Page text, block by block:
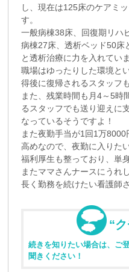
し、現在は125床のケアミ
す。
一般病棟38床、回復期リハ
病棟27床、透析ベッド50床
と透析治療に力を入れていま
職場はゆったりした環境と
得後に復帰されるスタッフ
また、残業時間も月4～5時
るスタッフでも送り迎えに
なっているそうですよ！
また夜勤手当が1回1万
高めなので、夜勤に入りた
福利厚生も整っており、単
またママさんナースにうれ
長く勤務を続けたい看護師
“
続きを知りたい場合は、ご
聞きください！